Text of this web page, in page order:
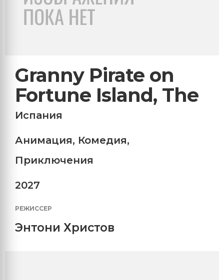
Granny Pirate on
Fortune Island, The
Испания
Анимация, Комедия,
Приключения
2027
РЕЖИССЕР
Энтони Христов